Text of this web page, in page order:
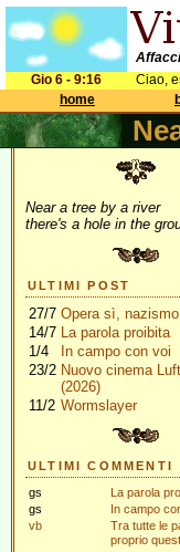
Gio 6 - 9:16
Ciao,
home
Near a tree by a river
there's a hole in the
ULTIMI POST
27/7 Opera sì,
14/7 La parola proibita
1/4
In campo con voi
23/2 Nuovo cinema
(2026)
11/2 Wormslayer
ULTIMI COMMENTI
gs
La parola
gs
In campo
vb
Tra tutte le
proprio